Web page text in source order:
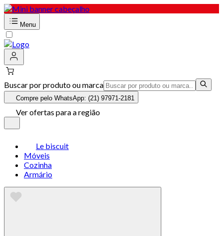
Menu
Buscar por produto ou marca
Compre pelo WhatsApp: (21) 97971-2181
Ver ofertas para a região
Le biscuit
Móveis
Cozinha
Armário